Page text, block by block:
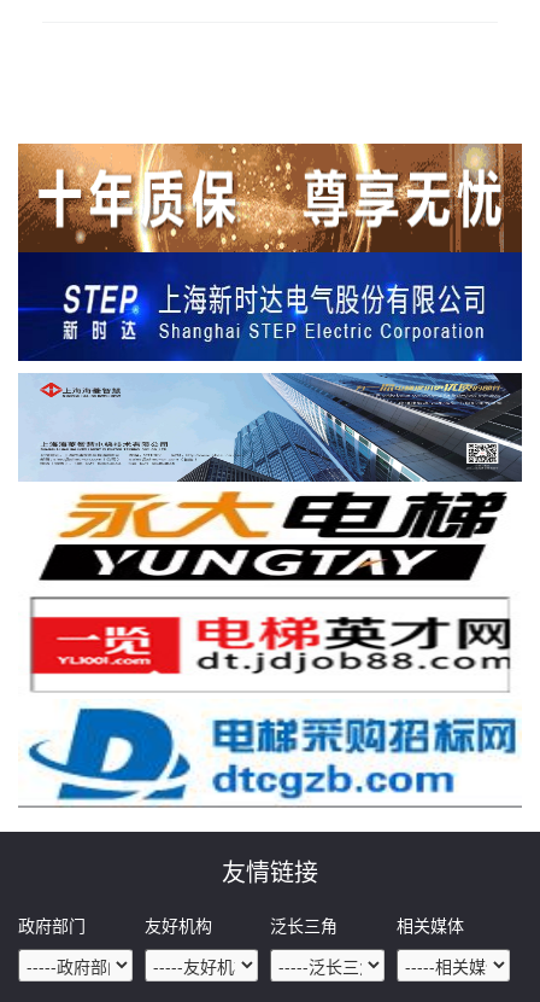
友情链接
政府部门 友好机构 泛长三角 相关媒体